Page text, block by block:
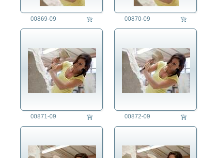
Konditor/in
Konstrukteur/in
Kontrolleur/in
Krankenpfleger/-schwester
Küfer
Kürschner/in
Kunstmaler/in
Landwirt/in
Maler/in
00869-09 00870-09
00871-09 00872-09